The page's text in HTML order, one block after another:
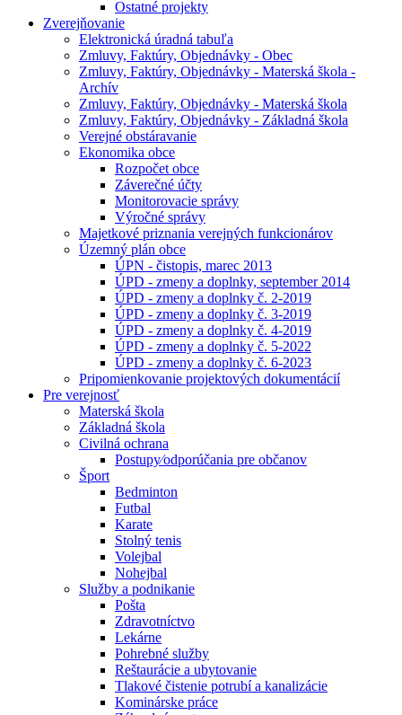
Ostatné projekty
Zverejňovanie
Elektronická úradná tabuľa
Zmluvy, Faktúry, Objednávky - Obec
Zmluvy, Faktúry, Objednávky - Materská škola -
Archív
Zmluvy, Faktúry, Objednávky - Materská škola
Zmluvy, Faktúry, Objednávky - Základná škola
Verejné obstáravanie
Ekonomika obce
Rozpočet obce
Záverečné účty
Monitorovacie správy
Výročné správy
Majetkové priznania verejných funkcionárov
Územný plán obce
ÚPN - čistopis, marec 2013
ÚPD - zmeny a doplnky, september 2014
ÚPD - zmeny a doplnky č. 2-2019
ÚPD - zmeny a doplnky č. 3-2019
ÚPD - zmeny a doplnky č. 4-2019
ÚPD - zmeny a doplnky č. 5-2022
ÚPD - zmeny a doplnky č. 6-2023
Pripomienkovanie projektových dokumentácií
Pre verejnosť
Materská škola
Základná škola
Civilná ochrana
Postupy⁄odporúčania pre občanov
Šport
Bedminton
Futbal
Karate
Stolný tenis
Volejbal
Nohejbal
Služby a podnikanie
Pošta
Zdravotníctvo
Lekárne
Pohrebné služby
Reštaurácie a ubytovanie
Tlakové čistenie potrubí a kanalizácie
Kominárske práce